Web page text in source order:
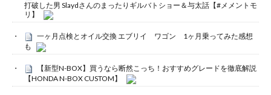
打破した男 Slaydさんのまったりギルバトショー＆与太話【#メメントモ
リ】
一ヶ月点検とオイル交換 エブリイ ワゴン 1ヶ月乗ってみた感想
も
【新型N-BOX】買うなら断然こっち！おすすめグレードを徹底解説
【HONDA N-BOX CUSTOM】